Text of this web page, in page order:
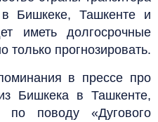
Бишкеке, Ташкенте и
иметь долгосрочные
только прогнозировать.
в прессе про
Бишкека в Ташкенте,
по поводу «Дугового